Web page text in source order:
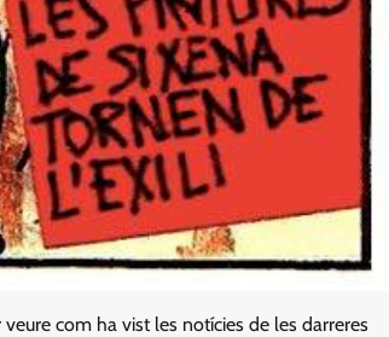
veure com ha vist les notícies de les darreres